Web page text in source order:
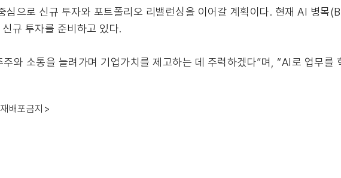
심으로 신규 투자와 포트폴리오 리밸런싱을 이어갈 계획이다. 현재 AI 병
규 투자를 준비하고 있다.
와 소통을 늘려가며 기업가치를 제고하는 데 주력하겠다”며, “AI로 업무를
배포금지>